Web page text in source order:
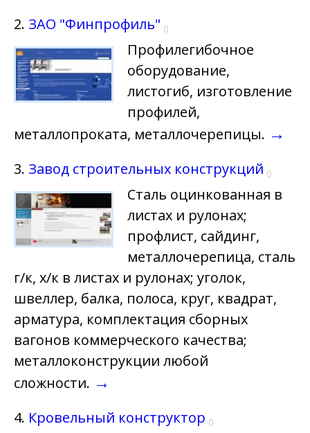
2. ЗАО "Финпрофиль" 0
Профилегибочное
оборудование,
листогиб, изготовление
профилей,
металлопроката, металлочерепицы. →
3. Завод строительных конструкций 0
Сталь оцинкованная в
листах и рулонах;
профлист, сайдинг,
металлочерепица, сталь
г/к, х/к в листах и рулонах; уголок,
швеллер, балка, полоса, круг, квадрат,
арматура, комплектация сборных
вагонов коммерческого качества;
металлоконструкции любой
сложности. →
4. Кровельный конструктор 0